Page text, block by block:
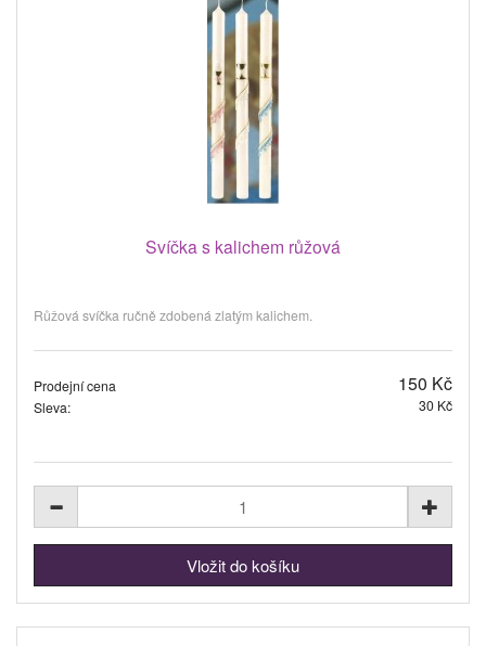
Svíčka s kalichem růžová
Růžová svíčka ručně zdobená zlatým kalichem.
Prodejní cena 150 Kč
Sleva: 30 Kč